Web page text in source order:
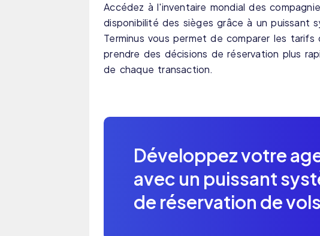
Accédez à l'inventaire mondial des
disponibilité des sièges grâce à un puissant
Terminus vous permet de comparer les
prendre des décisions de réservation plus
de chaque transaction.
Développez votre
avec un puissant
de réservation de